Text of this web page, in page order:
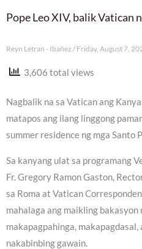
Pope Leo XIV, balik Vatican
Reyn Letran - Ibañez Friday, August 7,
3,606 total views
Nagbalik na sa Vatican ang
matapos ang ilang linggong
summer residence ng mga Santo
Sa kanyang ulat sa programang
Fr. Gregory Ramon Gaston,
sa Roma at Vatican
mahalaga ang maikling bakasyon
makapagpahinga,
nakabinbing gawain.